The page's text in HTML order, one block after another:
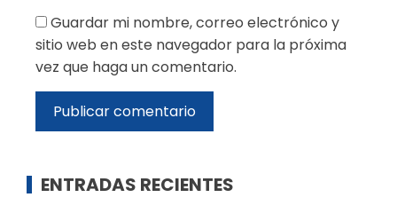
Guardar mi nombre, correo electrónico y
sitio web en este navegador para la próxima
vez que haga un comentario.
ENTRADAS RECIENTES